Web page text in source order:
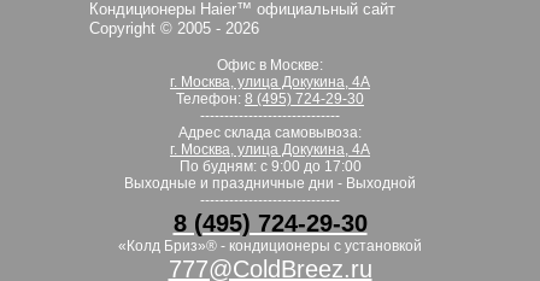
Кондиционеры Haier™ официальный сайт
Copyright © 2005 - 2026
Офис в Москве:
г. Москва, улица Докукина, 4А
Телефон: 8 (495) 724-29-30
-----------------------------
Адрес склада самовывоза:
г. Москва, улица Докукина, 4А
По будням: с 9:00 до 17:00
Выходные и праздничные дни - Выходной
-----------------------------
8 (495) 724-29-30
«Колд Бриз»® - кондиционеры с установкой
777@ColdBreez.ru